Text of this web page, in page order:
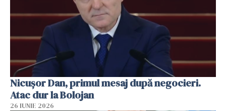
Nicușor Dan, primul mesaj după negocieri.
Atac dur la Bolojan
26 IUNIE 2026